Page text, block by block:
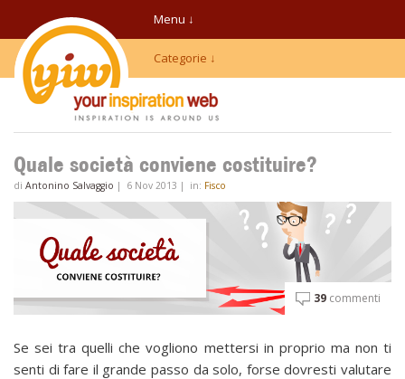
Menu ↓
Categorie ↓
Quale società conviene costituire?
di Antonino Salvaggio | 6 Nov 2013 | in: Fisco
39 commenti
Se sei tra quelli che vogliono mettersi in proprio ma non ti
senti di fare il grande passo da solo, forse dovresti valutare